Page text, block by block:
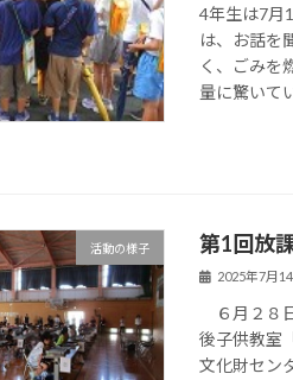
4年生は7月
は、お話を
く、ごみを
量に驚いて
活動の様子 第1回放
2025年7月
６月２８
後子供教室
文化財セン